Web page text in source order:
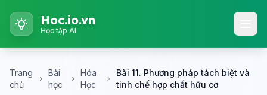
Hoc.io.vn
Học tập AI
Trang
chủ
Bài
học
Hóa
Học
Bài 11. Phương pháp tách biệt và
tinh chế hợp chất hữu cơ